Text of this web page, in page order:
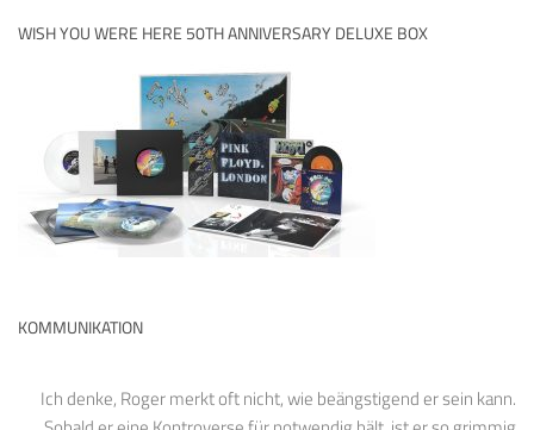
WISH YOU WERE HERE 50TH ANNIVERSARY DELUXE BOX
KOMMUNIKATION
Ich denke, Roger merkt oft nicht, wie beängstigend er sein kann.